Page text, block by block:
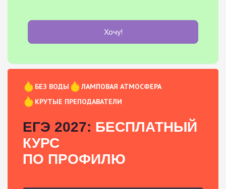
Хочу!
БЕЗ ВОДЫ
ЛАМПОВАЯ АТМОСФЕРА
КРУТЫЕ ПРЕПОДАВАТЕЛИ
ЕГЭ 2027: БЕСПЛАТНЫЙ
КУРС
ПО ПРОФИЛЮ